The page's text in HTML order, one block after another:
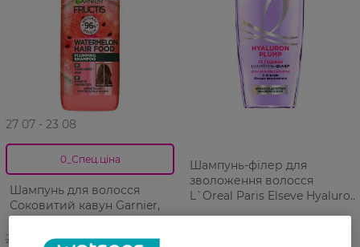
27 07 - 23 08
0_Спец.ціна
Шампунь для волосся
Соковитий кавун Garnier,
350 мл 350 мл
255,99 ГРН
Шампунь-філер для
зволоження волосся
L`Oreal Paris Elseve Hyaluron